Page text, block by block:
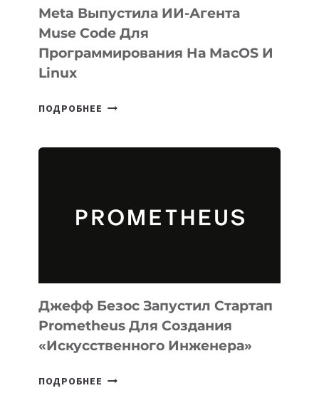
Meta Выпустила ИИ-Агента
Muse Code Для
Программирования На MacOS И
Linux
ПОДРОБНЕЕ META
ДЛЯ
ПРОГРАММИРОВАНИЯ
И
LINUX
Джефф Безос Запустил Стартап
Prometheus Для Создания
«искусственного Инженера»
ПОДРОБНЕЕ ДЖЕФФ